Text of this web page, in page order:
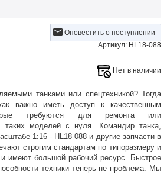
Оповестить о поступлении
Артикул: HL18-088
Нет в наличии
танками или спецтехникой? Тогда
важно иметь доступ к качественным
требуются для ремонта или
таких моделей с нуля. Командир танка,
1:16 - HL18-088 и другие запчасти в
строгим стандартам по типоразмеру и
и имеют большой рабочий ресурс. Быстрое
техники теперь не проблема. Мы